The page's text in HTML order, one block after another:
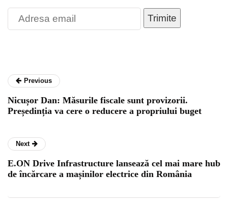
Trimite
Previous
Nicușor Dan: Măsurile fiscale sunt provizorii.
Președinția va cere o reducere a propriului buget
Next
E.ON Drive Infrastructure lansează cel mai mare hub
de încărcare a mașinilor electrice din România